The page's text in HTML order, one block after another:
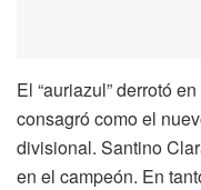
El “auriazul” derrotó
consagró como el
divisional. Santino
en el campeón. En